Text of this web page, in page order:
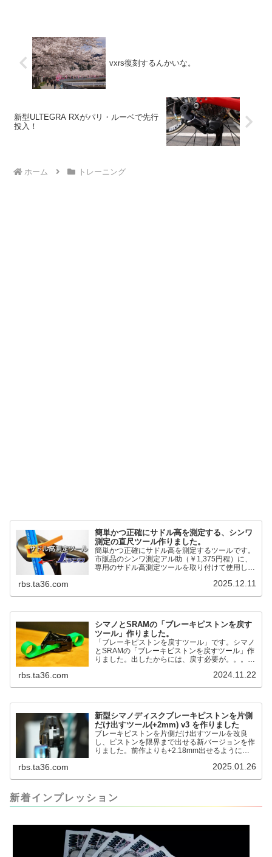
vxrs復刻するんかいな。
新型ULTEGRA RXがパリ・ルーベで先行
投入！
ホーム トレーニング
簡単かつ正確にサドル高を測定する、シンワ
測定の直尺ツール作りました。
簡単かつ正確にサドル高を測定するツールです。
市販品のシンワ測定アル助（￥1,375円程）に、
専用のサドル高測定ツールを取り付けて使用しま
るようになりました。シンワ測定(Shinwa
Sokutei)￥1,375Amazon.c...
rbs.ta36.com 2025.12.11
シマノとSRAMの「ブレーキピストンを戻す
ツール」作りました。
「ブレーキピストンを戻すツール」です。シマノ
とSRAMの「ブレーキピストンを戻すツール」作
りました。出したからには、戻す必要が。。。で
だと。。。▶「ブレーキピストンを戻すツール」
るのかというと、出ているピス...
rbs.ta36.com 2024.11.22
新型シマノディスクブレーキピストンを片側
だけ出すツール(+2mm) v3 を作りました
ブレーキピストンを片側だけ出すツールを改良
し、ピストンを限界まで出せる新バージョンを作
りました。前作よりも+2.18mm出せるようにな
って、オイル漏れするまで試しました。最も安全
ましたが、ギリギリまで攻めてますのでピストン
内部の汚れをさらに掃除できると思います。前作
rbs.ta36.com 2025.01.26
新着インプレッション